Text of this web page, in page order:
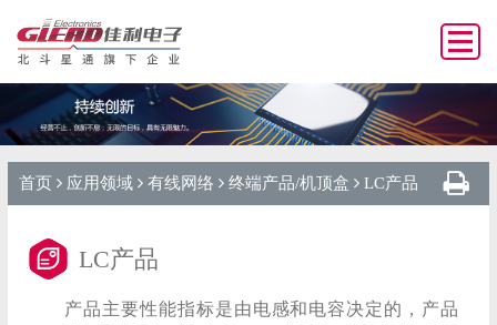
首页 应用领域 有线网络 终端产品/机顶盒 LC产品
LC产品
产品主要性能指标是由电感和电容决定的，产品